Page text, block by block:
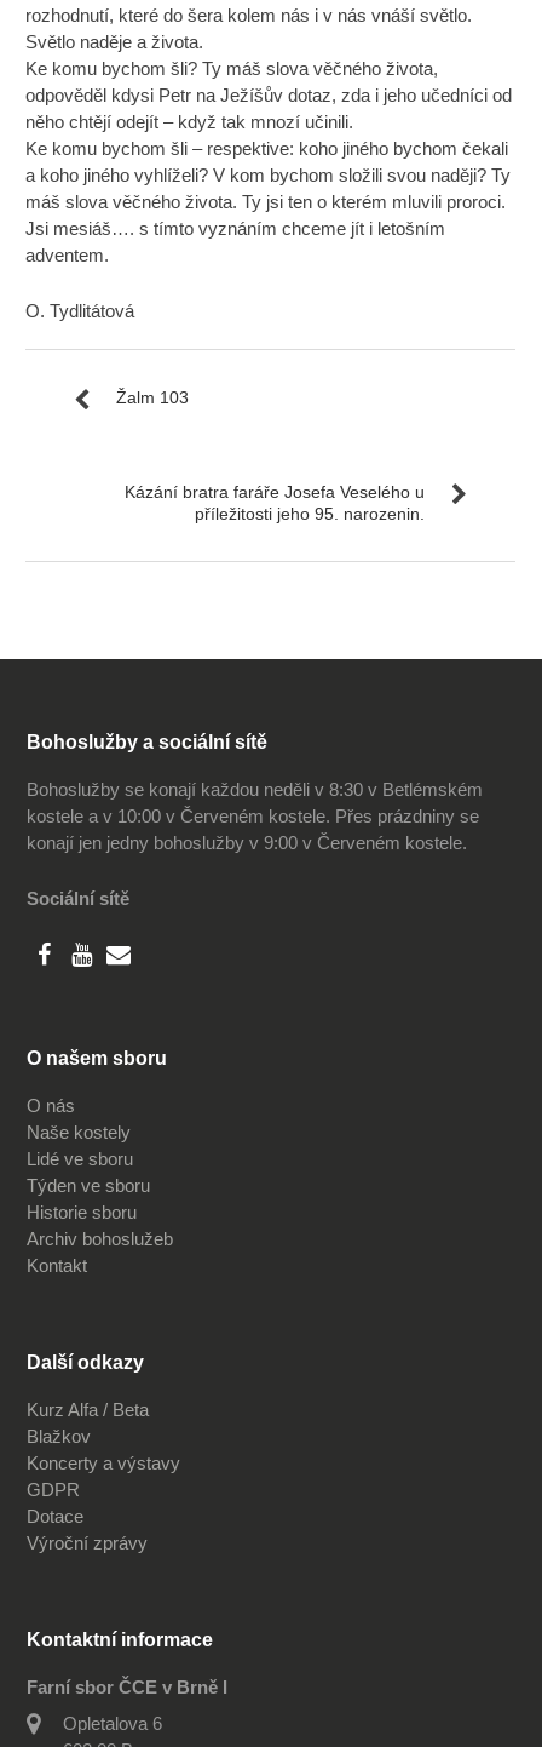
rozhodnutí, které do šera kolem nás i v nás vnáší světlo.
Světlo naděje a života.
Ke komu bychom šli? Ty máš slova věčného života,
odpověděl kdysi Petr na Ježíšův dotaz, zda i jeho učedníci od
něho chtějí odejít – když tak mnozí učinili.
Ke komu bychom šli – respektive: koho jiného bychom čekali
a koho jiného vyhlíželi? V kom bychom složili svou naději? Ty
máš slova věčného života. Ty jsi ten o kterém mluvili proroci.
Jsi mesiáš…. s tímto vyznáním chceme jít i letošním
adventem.
O. Tydlitátová
Žalm 103
Kázání bratra faráře Josefa Veselého u
příležitosti jeho 95. narozenin.
Bohoslužby a sociální sítě
Bohoslužby se konají každou neděli v 8:30 v Betlémském
kostele a v 10:00 v Červeném kostele. Přes prázdniny se
konají jen jedny bohoslužby v 9:00 v Červeném kostele.
Sociální sítě
O našem sboru
O nás
Naše kostely
Lidé ve sboru
Týden ve sboru
Historie sboru
Archiv bohoslužeb
Kontakt
Další odkazy
Kurz Alfa / Beta
Blažkov
Koncerty a výstavy
GDPR
Dotace
Výroční zprávy
Kontaktní informace
Farní sbor ČCE v Brně I
Opletalova 6